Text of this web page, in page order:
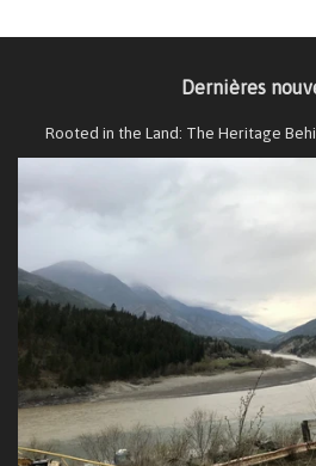
Dernières
Rooted in the Land: The Heritage